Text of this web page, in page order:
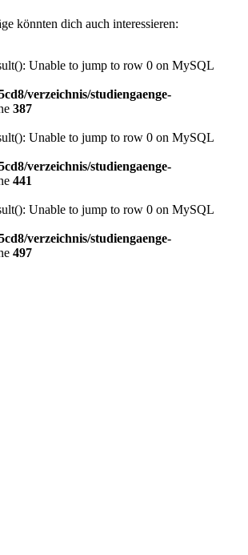
könnten dich auch interessieren:
Unable to jump to row 0 on MySQL
verzeichnis/studiengaenge-
387
Unable to jump to row 0 on MySQL
verzeichnis/studiengaenge-
441
Unable to jump to row 0 on MySQL
verzeichnis/studiengaenge-
497